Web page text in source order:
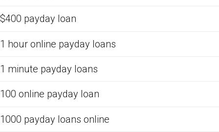
$400 payday loan
1 hour online payday loans
1 minute payday loans
100 online payday loan
1000 payday loans online